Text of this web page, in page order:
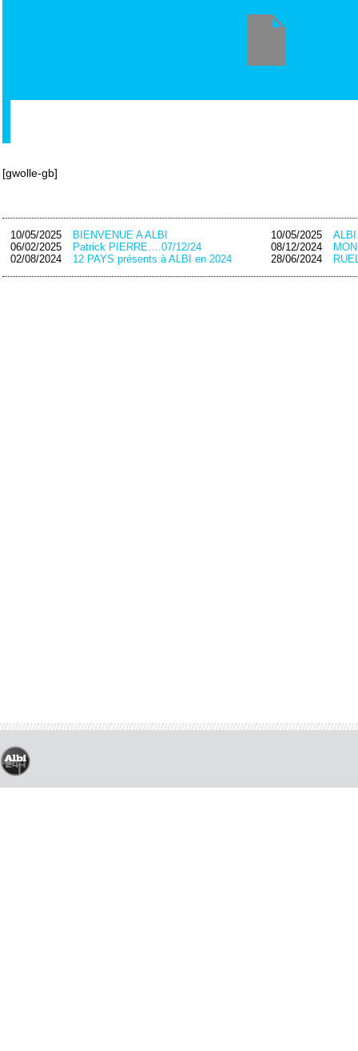
[gwolle-gb]
10/05/2025 BIENVENUE A ALBI 10/05/2025
ALBI
06/02/2025
Patrick PIERRE….07/12/24 08/12/2024
02/08/2024
12 PAYS présents à ALBI en 2024 28/06/2024